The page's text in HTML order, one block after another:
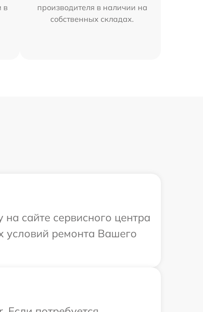
в
производителя в наличии на
собственных складах.
сайте сервисного центра
условий ремонта Вашего